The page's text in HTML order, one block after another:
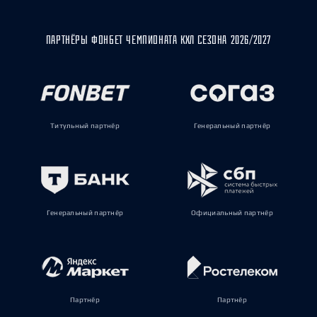
ПАРТНЁРЫ ФОНБЕТ ЧЕМПИОНАТА КХЛ СЕЗОНА 2026/2027
Титульный партнёр Генеральный партнёр
Генеральный партнёр Официальный партнёр
Партнёр Партнёр